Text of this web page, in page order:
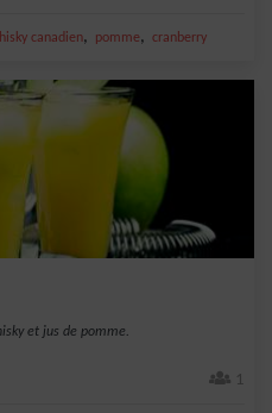
canadien, pomme, cranberry
et jus de pomme.
1